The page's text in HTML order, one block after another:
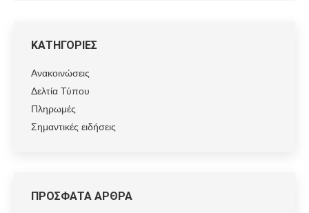
ΚΑΤΗΓΟΡΙΕΣ
Ανακοινώσεις
Δελτία Τύπου
Πληρωμές
Σημαντικές ειδήσεις
ΠΡΟΣΦΑΤΑ ΑΡΘΡΑ